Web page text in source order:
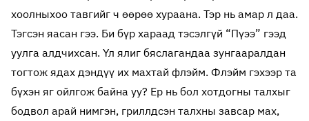
хоолныхоо тавгийг ч өөрөө хураана. Тэр нь амар л даа.
Тэгсэн яасан гээ. Би бүр хараад тэсэлгүй “Пүээ” гээд
уулга алдчихсан. Үл ялиг бяслагандаа зунгааралдан
тогтож ядах дэндүү их махтай флэйм. Флэйм гэхээр та
бүхэн яг ойлгож байна уу? Ер нь бол хотдогны талхыг
бодвол арай нимгэн, гриллдсэн талхны завсар мах,